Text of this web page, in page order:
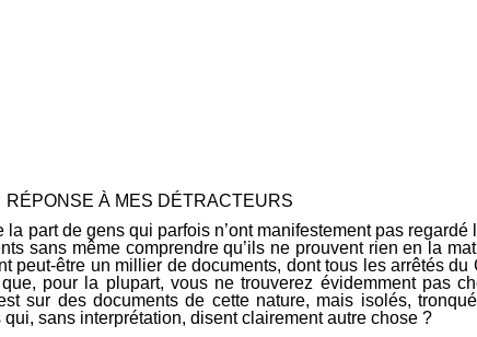
RÉPONSE À MES DÉTRACTEURS
part de gens qui parfois n’ont manifestement pas
sans même comprendre qu’ils ne prouvent rien en la
peut-être un millier de documents, dont tous les arrêtés
pour la plupart, vous ne trouverez évidemment pas
sur des documents de cette nature, mais isolés,
sans interprétation, disent clairement autre chose ?